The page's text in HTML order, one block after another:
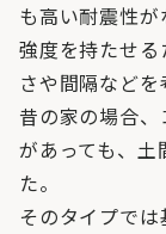
も高い耐震性が
強度を持たせ
さや間隔などを
昔の家の場合、
があっても、土
た。
そのタイプで